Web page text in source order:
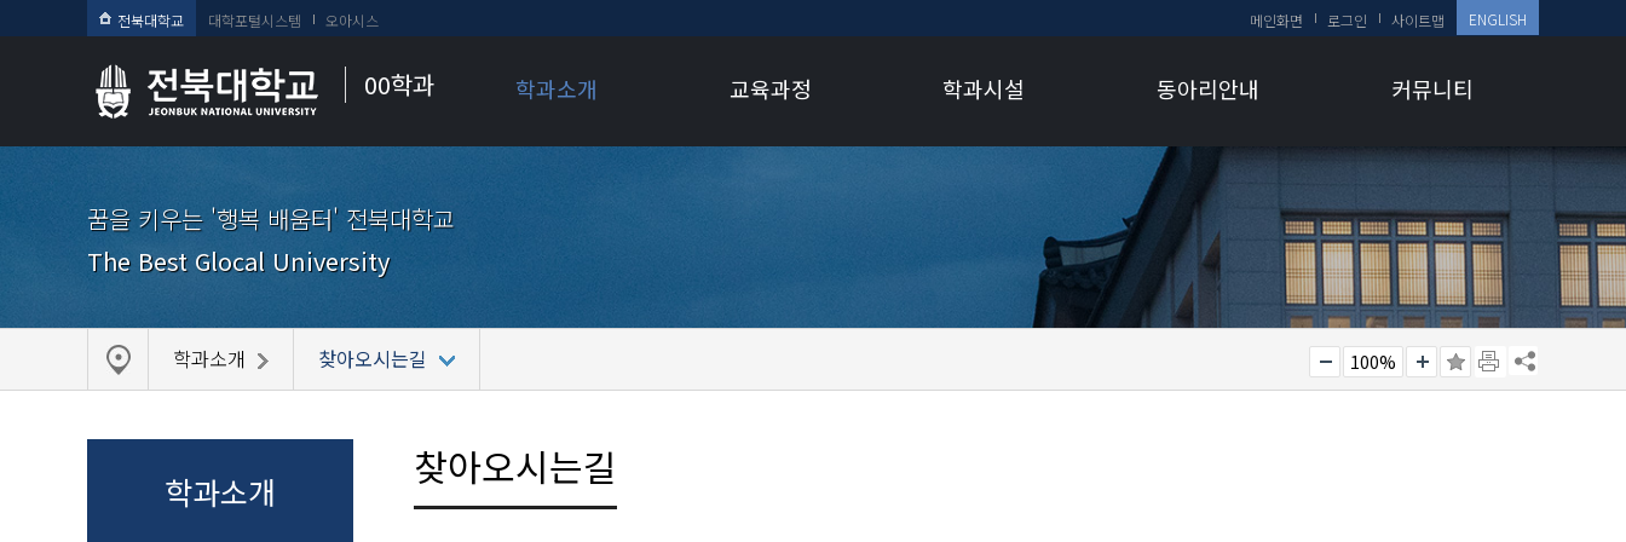
전북대학교 대학포털시스템 오아시스
00학과
메인화면 로그인 사이트맵 ENGLISH
학과소개 교육과정 학과시설 동아리안내 커뮤니티
꿈을 키우는 '행복 배움터' 전북대학교
The Best Glocal University
학과소개 찾아오시는길 100%
학과소개 찾아오시는길